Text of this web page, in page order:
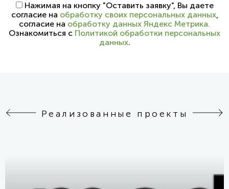
Нажимая на кнопку "Оставить заявку", Вы даете
согласие на обработку своих персональных данных,
согласие на обработку данных Яндекс Метрика.
Ознакомиться с Политикой обработки персональных
данных.
Реализованные проекты